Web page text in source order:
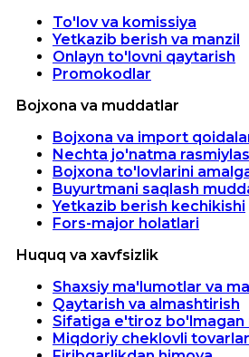
To'lov va komissiya
Yetkazib berish va manzil
Onlayn to'lovni qaytarish
Promokodlar
Bojxona va muddatlar
Bojxona va import
Nechta jo'natma
Bojxona to'lovlarini
Buyurtmani saqlash
Yetkazib berish kechikishi
Fors-major holatlari
Huquq va xavfsizlik
Shaxsiy ma'lumotlar va
Qaytarish va almashtirish
Sifatiga e'tiroz bo'lmagan
Miqdoriy cheklovli tovarlar